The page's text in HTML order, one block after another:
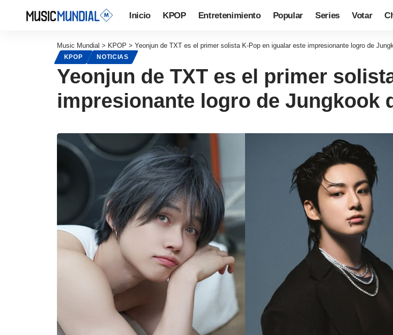
Inicio KPOP Entretenimiento Popular Series Votar
Music Mundial > KPOP > Yeonjun de TXT es el primer solista K-Pop en igualar este impresionante logro de
KPOP NOTICIAS
Yeonjun de TXT es el primer
impresionante logro de Jungkook